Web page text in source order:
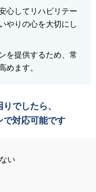
心してリハビリテー
やりの心を大切にし
を提供するため、常
めます。
でしたら、
で対応可能です
い